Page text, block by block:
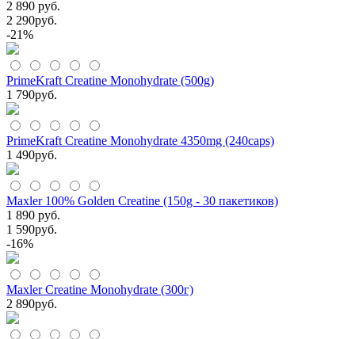
2 890 руб.
2 290руб.
-21%
PrimeKraft Creatine Monohydrate (500g)
1 790руб.
PrimeKraft Creatine Monohydrate 4350mg (240caps)
1 490руб.
Maxler 100% Golden Creatine (150g - 30 пакетиков)
1 890 руб.
1 590руб.
-16%
Maxler Creatine Monohydrate (300г)
2 890руб.